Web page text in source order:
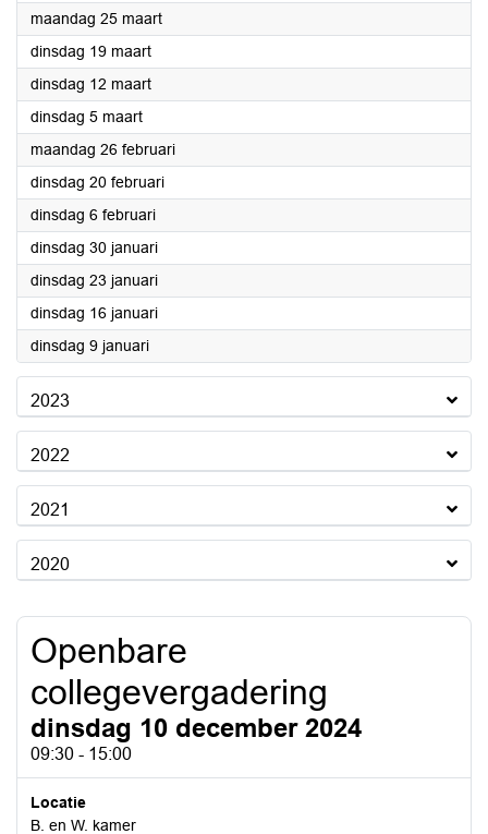
maandag 25 maart2024
dinsdag 19 maart2024
dinsdag 12 maart2024
dinsdag 5 maart2024
maandag 26 februari2024
dinsdag 20 februari2024
dinsdag 6 februari2024
dinsdag 30 januari2024
dinsdag 23 januari2024
dinsdag 16 januari2024
dinsdag 9 januari2024
2023
2022
2021
2020
Openbare
collegevergadering
dinsdag 10 december 2024
09:30 - 15:00
Locatie
B. en W. kamer